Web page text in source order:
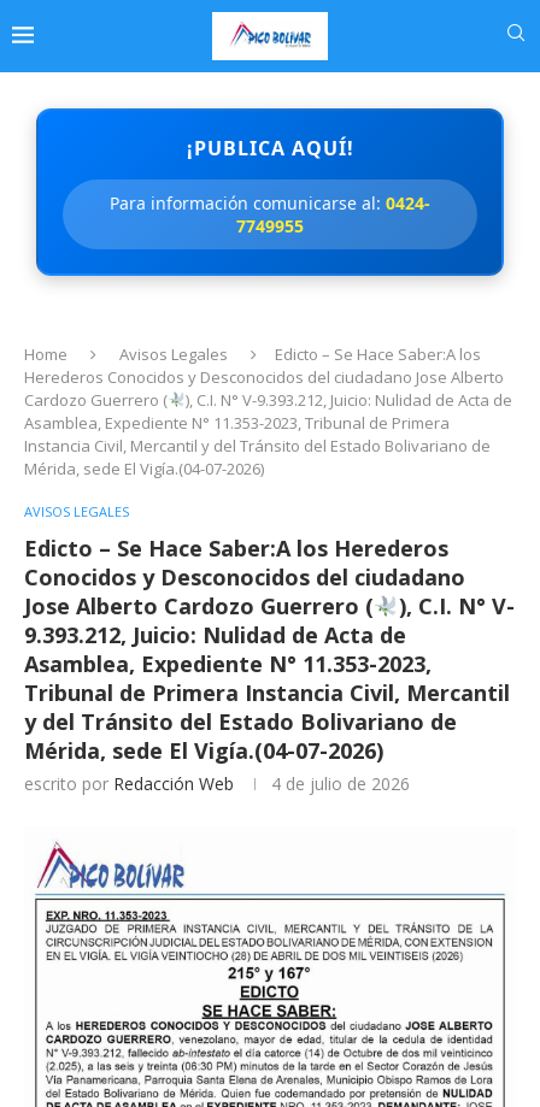
¡PUBLICA AQUÍ!
Para información comunicarse al: 0424-
7749955
Home Avisos Legales
Edicto – Se Hace Saber:A los
Herederos Conocidos y Desconocidos del ciudadano Jose Alberto
Cardozo Guerrero (
), C.I. N° V-9.393.212, Juicio: Nulidad de Acta de
Asamblea, Expediente N° 11.353-2023, Tribunal de Primera
Instancia Civil, Mercantil y del Tránsito del Estado Bolivariano de
Mérida, sede El Vigía.(04-07-2026)
AVISOS LEGALES
Edicto – Se Hace Saber:A los Herederos
Conocidos y Desconocidos del ciudadano
Jose Alberto Cardozo Guerrero (
), C.I. N° V-
9.393.212, Juicio: Nulidad de Acta de
Asamblea, Expediente N° 11.353-2023,
Tribunal de Primera Instancia Civil, Mercantil
y del Tránsito del Estado Bolivariano de
Mérida, sede El Vigía.(04-07-2026)
escrito por Redacción Web 4 de julio de 2026